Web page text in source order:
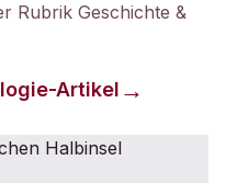
Rubrik Geschichte &
-Artikel